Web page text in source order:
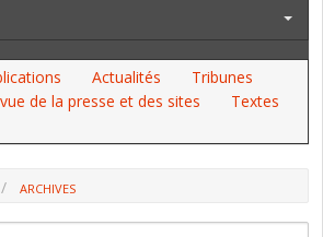
Actualités
Tribunes
de la presse et des sites
Textes
ARCHIVES